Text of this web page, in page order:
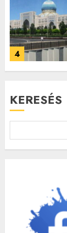
4
KERESÉS